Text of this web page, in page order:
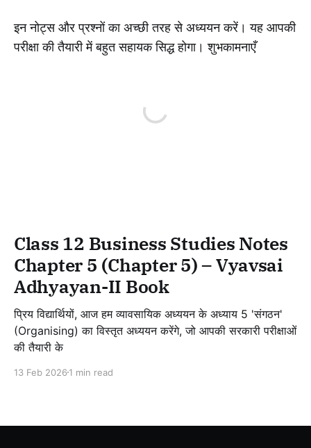
इन नोट्स और प्रश्नों का अच्छी तरह से अध्ययन करें। यह आपकी
परीक्षा की तैयारी में बहुत सहायक सिद्ध होगा। शुभकामनाएँ
Class 12 Business Studies Notes
Chapter 5 (Chapter 5) – Vyavsai
Adhyayan-II Book
प्रिय विद्यार्थियों, आज हम व्यावसायिक अध्ययन के अध्याय 5 'संगठन'
(Organising) का विस्तृत अध्ययन करेंगे, जो आपकी सरकारी परीक्षाओं
की तैयारी के
13 Feb 2026 1 min read